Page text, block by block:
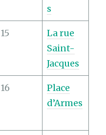
s
15
La rue
Saint-
Jacques
16
Place
d’Armes